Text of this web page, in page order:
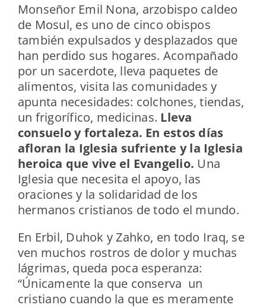
Monseñor Emil Nona, arzobispo caldeo
de Mosul, es uno de cinco obispos
también expulsados y desplazados que
han perdido sus hogares. Acompañado
por un sacerdote, lleva paquetes de
alimentos, visita las comunidades y
apunta necesidades: colchones, tiendas,
un frigorífico, medicinas. Lleva
consuelo y fortaleza. En estos días
afloran la Iglesia sufriente y la Iglesia
heroica que vive el Evangelio. Una
Iglesia que necesita el apoyo, las
oraciones y la solidaridad de los
hermanos cristianos de todo el mundo.
En Erbil, Duhok y Zahko, en todo Iraq, se
ven muchos rostros de dolor y muchas
lágrimas, queda poca esperanza:
“Únicamente la que conserva un
cristiano cuando la que es meramente